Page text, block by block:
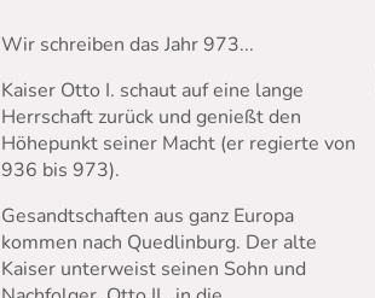
Wir schreiben das Jahr 973...
Kaiser Otto I. schaut auf eine lange
Herrschaft zurück und genießt den
Höhepunkt seiner Macht (er regierte von
936 bis 973).
Gesandtschaften aus ganz Europa
kommen nach Quedlinburg. Der alte
Kaiser unterweist seinen Sohn und